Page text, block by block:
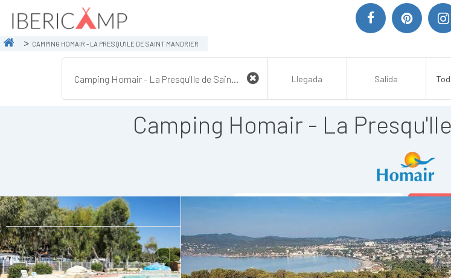
CAMPING HOMAIR - LA PRESQU'ILE DE SAINT MANDRIER
Camping Homair - La